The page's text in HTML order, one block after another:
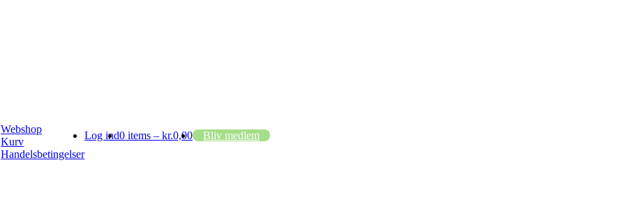
Webshop
Kurv
Handelsbetingelser
Log ind Bliv medlem
0 items – kr.0,00